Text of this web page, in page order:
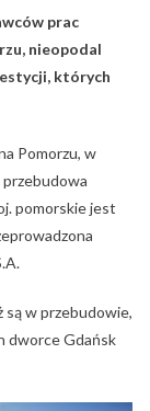
prac
nieopodal
których
Pomorzu, w
pomorskie jest
są w przebudowie,
dworce Gdańsk